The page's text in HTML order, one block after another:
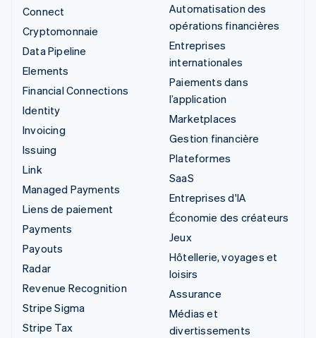
Connect
Cryptomonnaie
Data Pipeline
Elements
Financial Connections
Identity
Invoicing
Issuing
Link
Managed Payments
Liens de paiement
Payments
Payouts
Radar
Revenue Recognition
Stripe Sigma
Stripe Tax
Automatisation des
opérations financières
Entreprises
internationales
Paiements dans
l’application
Marketplaces
Gestion financière
Plateformes
SaaS
Entreprises d'IA
Économie des créateurs
Jeux
Hôtellerie, voyages et
loisirs
Assurance
Médias et
divertissements